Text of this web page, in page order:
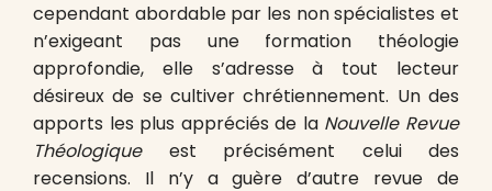
cependant abordable par les non spécialistes et
n’exigeant pas une formation théologie
approfondie, elle s’adresse à tout lecteur
désireux de se cultiver chrétiennement. Un des
apports les plus appréciés de la Nouvelle Revue
Théologiqueest précisément celui des
recensions. Il n’y a guère d’autre revue de